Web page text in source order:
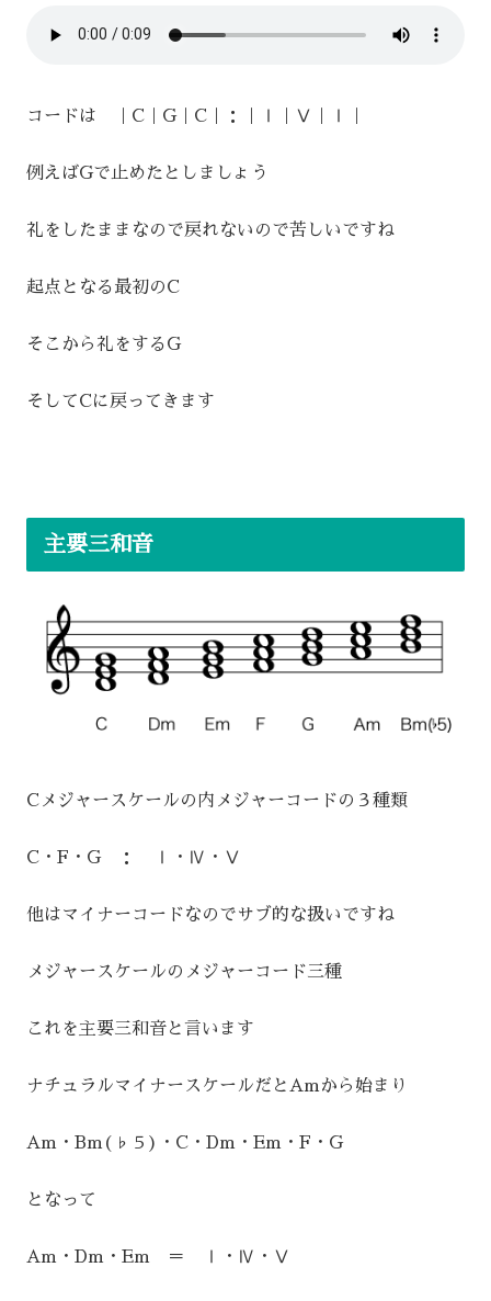
コードは ｜C｜G｜C｜：｜Ⅰ｜Ⅴ｜Ⅰ｜
例えばGで止めたとしましょう
礼をしたままなので戻れないので苦しいですね
起点となる最初のC
そこから礼をするG
そしてCに戻ってきます
主要三和音
Cメジャースケールの内メジャーコードの３種類
C・F・G ： Ⅰ・Ⅳ・Ⅴ
他はマイナーコードなのでサブ的な扱いですね
メジャースケールのメジャーコード三種
これを主要三和音と言います
ナチュラルマイナースケールだとAmから始まり
Am・Bm(♭５)・C・Dm・Em・F・G
となって
Am・Dm・Em ＝ Ⅰ・Ⅳ・Ⅴ